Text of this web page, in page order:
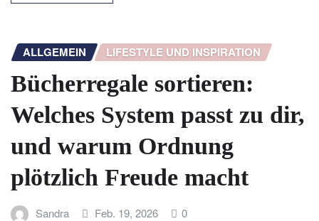
ALLGEMEIN LIFESTYLE UND INSPIRATION
Bücherregale sortieren:
Welches System passt zu dir,
und warum Ordnung
plötzlich Freude macht
Sandra Feb. 19, 2026 0